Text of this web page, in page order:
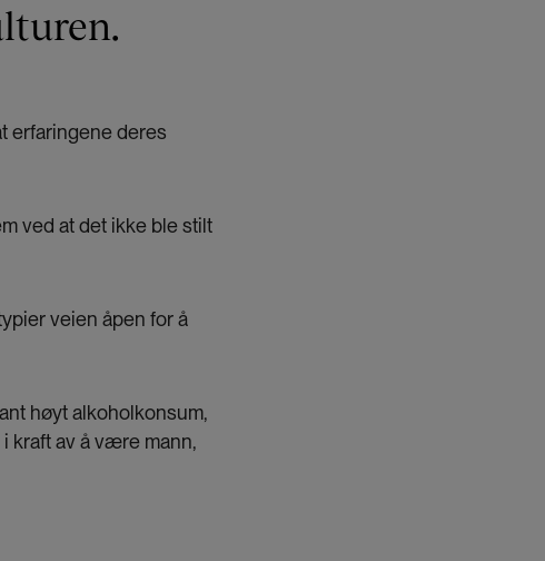
erfaringene deres
ved at det ikke ble stilt
veien åpen for å
høyt alkoholkonsum,
kraft av å være mann,